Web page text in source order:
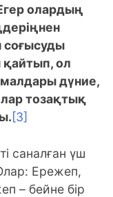
олардың
соғысуды
қайтып, ол
дүние,
тозақтық
[3]
саналған үш
Ережеп,
– бейне бір